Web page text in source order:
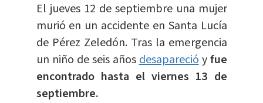
El jueves 12 de septiembre una mujer
murió en un accidente en Santa Lucía
de Pérez Zeledón. Tras la emergencia
un niño de seis añosdesaparecióyfue
encontrado hasta el viernes 13 de
septiembre.